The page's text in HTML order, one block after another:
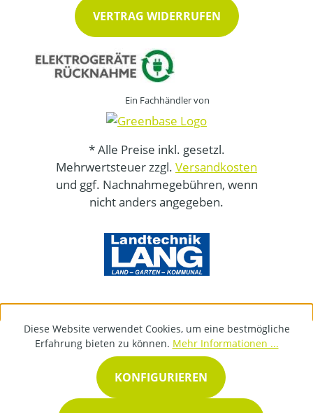
VERTRAG WIDERRUFEN
Ein Fachhändler von
* Alle Preise inkl. gesetzl.
Mehrwertsteuer zzgl. Versandkosten
und ggf. Nachnahmegebühren, wenn
nicht anders angegeben.
Diese Website verwendet Cookies, um eine bestmögliche
Erfahrung bieten zu können. Mehr Informationen ...
KONFIGURIEREN